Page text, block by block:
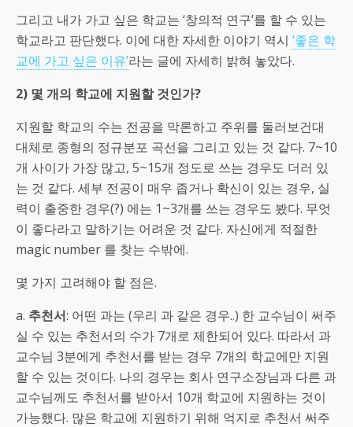
그리고 내가 가고 싶은 학교는 ‘창의적 연구’를 할 수 있는
학교라고 판단했다. 이에 대한 자세한 이야기 역시 ‘좋은 학
교에 가고 싶은 이유’라는 글에 자세히 밝혀 놓았다.
2) 몇 개의 학교에 지원할 것인가?
지원할 학교의 수는 전공을 막론하고 주위를 둘러보건대
대체로 종형의 정규분포 곡선을 그리고 있는 것 같다. 7~10
개 사이가 가장 많고, 5~15개 정도로 쓰는 경우도 더러 있
는 것 같다. 세부 전공이 매우 좁거나 확신이 있는 경우, 실
력이 출중한 경우(?) 에는 1~3개를 쓰는 경우도 봤다. 무엇
이 좋다라고 말하기는 어려운 것 같다. 자신에게 적절한
magic number 를 찾는 수밖에.
몇 가지 고려해야 할 점은.
a. 추천서: 어떤 과는 (우리 과 같은 경우..) 한 교수님이 써주
실 수 있는 추천서의 수가 7개로 제한되어 있다. 따라서 과
교수님 3분에게 추천서를 받는 경우 7개의 학교에만 지원
할 수 있는 것이다. 나의 경우는 회사 연구소장님과 다른 과
교수님께도 추천서를 받아서 10개 학교에 지원하는 것이
가능했다. 많은 학교에 지원하기 위해 억지로 추천서 써주